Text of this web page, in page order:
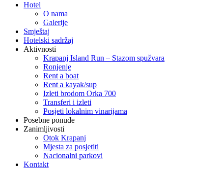
Hotel
O nama
Galerije
Smještaj
Hotelski sadržaj
Aktivnosti
Krapanj Island Run – Stazom spužvara
Ronjenje
Rent a boat
Rent a kayak/sup
Izleti brodom Orka 700
Transferi i izleti
Posjeti lokalnim vinarijama
Posebne ponude
Zanimljivosti
Otok Krapanj
Mjesta za posjetiti
Nacionalni parkovi
Kontakt